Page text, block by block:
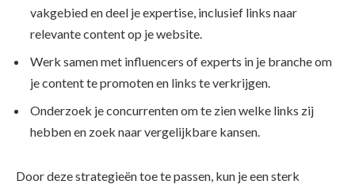
vakgebied en deel je expertise, inclusief links naar
relevante content op je website.
Werk samen met influencers of experts in je branche om
je content te promoten en links te verkrijgen.
Onderzoek je concurrenten om te zien welke links zij
hebben en zoek naar vergelijkbare kansen.
Door deze strategieën toe te passen, kun je een sterk